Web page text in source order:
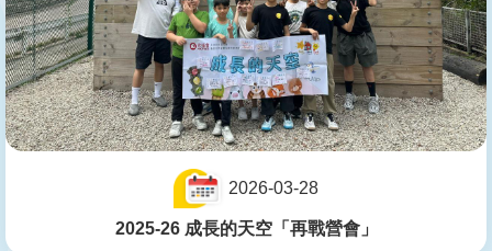
2026-03-28
2025-26 成長的天空「再戰營會」